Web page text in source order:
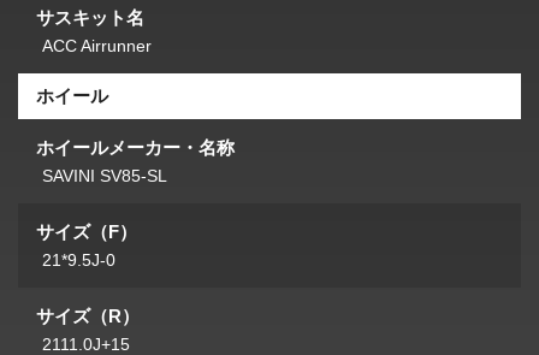
サスキット名
ACC Airrunner
ホイール
ホイールメーカー・名称
SAVINI SV85-SL
サイズ（F）
21*9.5J-0
サイズ（R）
2111.0J+15